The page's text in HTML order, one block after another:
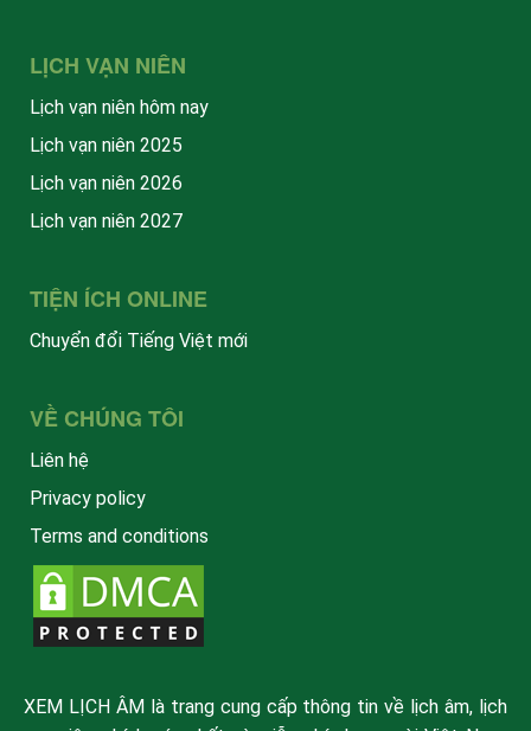
LỊCH VẠN NIÊN
Lịch vạn niên hôm nay
Lịch vạn niên 2025
Lịch vạn niên 2026
Lịch vạn niên 2027
TIỆN ÍCH ONLINE
Chuyển đổi Tiếng Việt mới
VỀ CHÚNG TÔI
Liên hệ
Privacy policy
Terms and conditions
XEM LỊCH ÂM là trang cung cấp thông tin về lịch âm, lịch